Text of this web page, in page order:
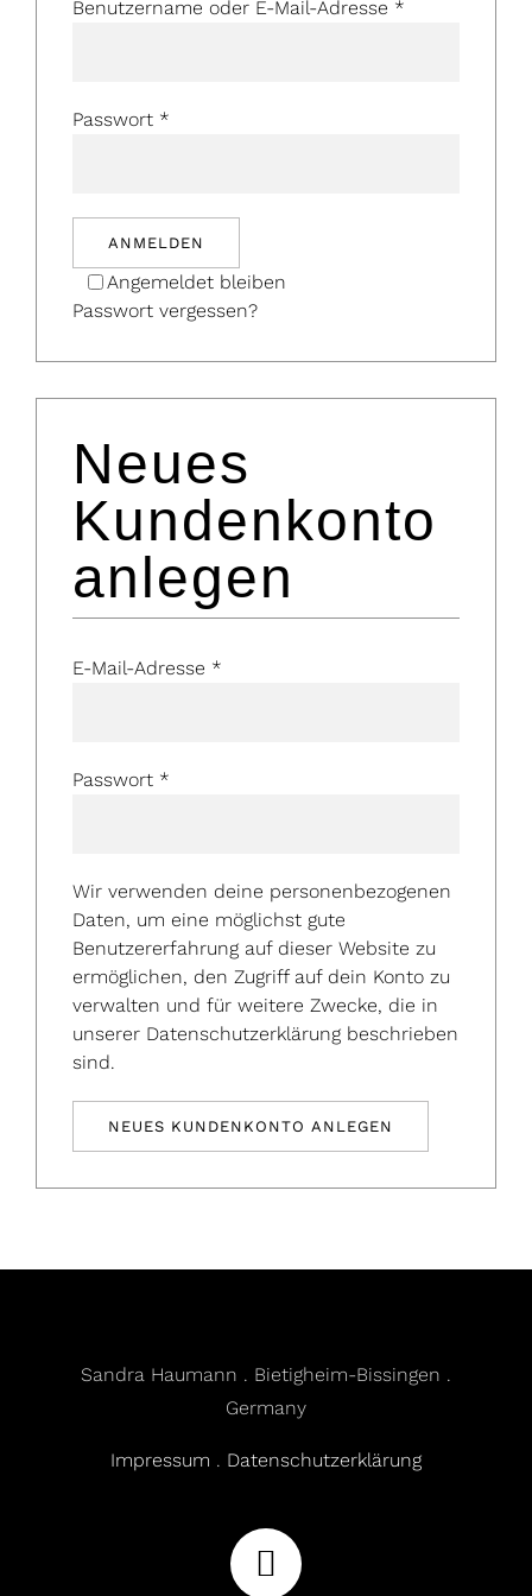
Benutzername oder E-Mail-Adresse *
Passwort *
Angemeldet bleiben
ANMELDEN
Passwort vergessen?
Neues
Kundenkonto
anlegen
E-Mail-Adresse *
Passwort *
Wir verwenden deine personenbezogenen
Daten, um eine möglichst gute
Benutzererfahrung auf dieser Website zu
ermöglichen, den Zugriff auf dein Konto zu
verwalten und für weitere Zwecke, die in
unserer Datenschutzerklärung beschrieben
sind.
NEUES KUNDENKONTO ANLEGEN
Sandra Haumann . Bietigheim-Bissingen .
Germany
Impressum . Datenschutzerklärung